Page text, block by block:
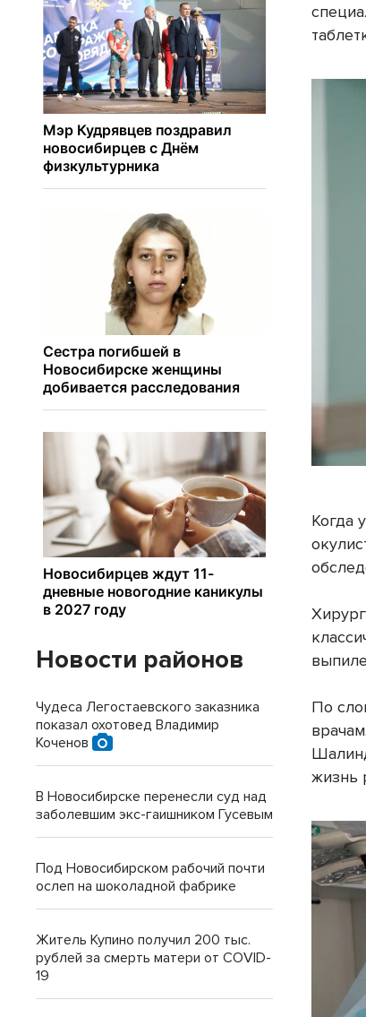
Когда
По
жизнь
Новости районов
Чудеса Легостаевского заказника
показал охотовед Владимир
Коченов
В Новосибирске перенесли суд над
заболевшим экс-гаишником Гусевым
Под Новосибирском рабочий почти
ослеп на шоколадной фабрике
Житель Купино получил 200 тыс.
рублей за смерть матери от COVID-
19